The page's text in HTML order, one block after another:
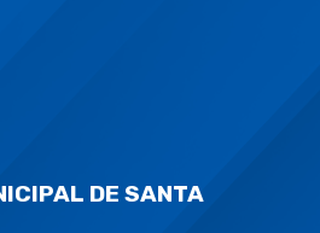
DE SANTA